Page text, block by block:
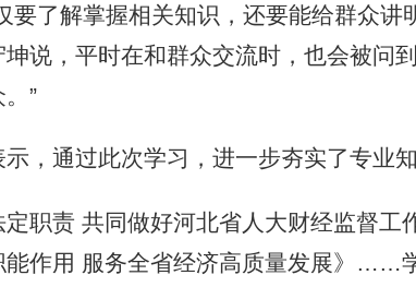
了解掌握相关知识，还要能给群众讲
说，平时在和群众交流时，也会被问
”
通过此次学习，进一步夯实了专业知
责 共同做好河北省人大财经监督工
作用 服务全省经济高质量发展》 ……